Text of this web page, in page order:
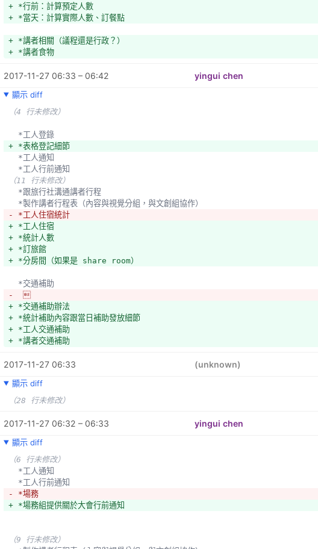
+ *行前：計算預定人數
+ *當天：計算實際人數、訂餐點
+ *講者相關（議程還是行政？）
+ *講者食物
+ *住宿
+ *個人 schedule
  *講者接風宴
+ *確認名單、食物需求、
  *講者晚宴
  *慶功宴
（24 行未修改）
2017-11-27 06:33 – 06:42 yingui chen
顯示 diff
（4 行未修改）
  *工人登錄
+ *表格登記細節
  *工人通知
  *工人行前通知
（11 行未修改）
  *跟旅行社溝通講者行程
  *製作講者行程表（內容與視覺分組，與文創組協作）
- *工人住宿統計
+ *工人住宿
+ *統計人數
+ *訂旅館
+ *分房間（如果是 share room）
  *交通補助
-  
+ *交通補助辦法
+ *統計補助內容跟當日補助發放細節
+ *工人交通補助
+ *講者交通補助
-  
+
+ * 會眾滿意度
+ *場地設備
+ *講者跟與會者合併或分開？
2017-11-27 06:33 (unknown)
顯示 diff
（28 行未修改）
2017-11-27 06:32 – 06:33 yingui chen
顯示 diff
（6 行未修改）
  *工人通知
  *工人行前通知
- *場務
+ *場務組提供關於大會行前通知
（9 行未修改）